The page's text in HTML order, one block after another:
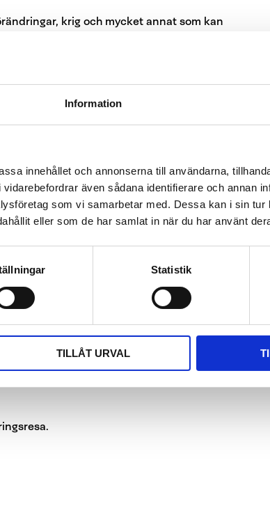
Information
innehållet och annonserna till användarna,
även sådana identifierare och annan
som vi samarbetar med. Dessa kan i sin tur
eller som de har samlat in när du har använt
Statistik
TILLÅT URVAL
krig och mycket annat som kan
rädsla ta över när vi ska ta framåtriktade
till och med de bästa prestationerna,
osäkra tider och förändringar.
att lära sig hantera ovisshet och
rätt i osäkra tider
som situationen skapar kan du på ett
möten på ett nytt sätt. På så sätt minskar du
nya utmaningar.
en lärdom rikare. Visst är det bra att ha ett mål
dig baserat på dina värderingar. När du är sann
obekväma känslor. Ta hjälp och fokusera på
dina reaktioner och lär dig att hantera dem blir